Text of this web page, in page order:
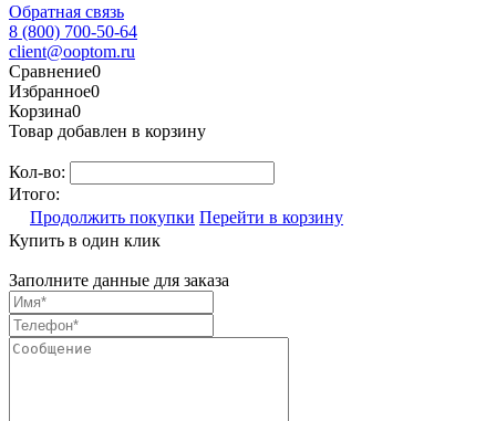
Обратная связь
8 (800) 700-50-64
client@ooptom.ru
Сравнение0
Избранное0
Корзина0
Товар добавлен в корзину
Кол-во:
Итого:
Продолжить покупки Перейти в корзину
Купить в один клик
Заполните данные для заказа